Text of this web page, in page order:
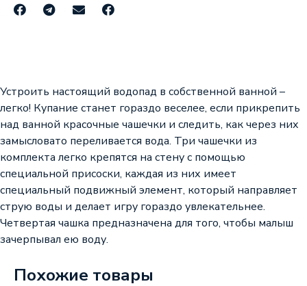
Устроить настоящий водопад в собственной ванной –
легко! Купание станет гораздо веселее, если прикрепить
над ванной красочные чашечки и следить, как через них
замысловато переливается вода. Три чашечки из
комплекта легко крепятся на стену с помощью
специальной присоски, каждая из них имеет
специальный подвижный элемент, который направляет
струю воды и делает игру гораздо увлекательнее.
Четвертая чашка предназначена для того, чтобы малыш
зачерпывал ею воду.
Похожие товары